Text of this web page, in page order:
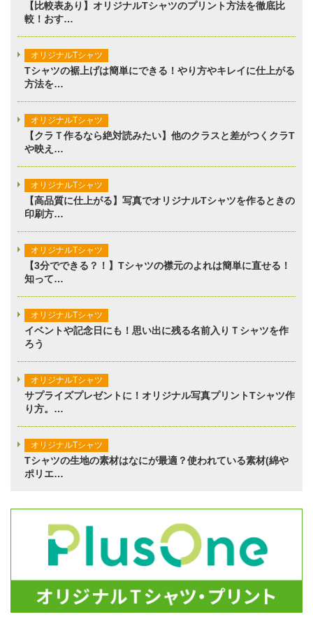
【比較表あり】オリジナルTシャツのプリント方法を徹底比
較！おす…
オリジナルTシャツ
Tシャツの裾上げは簡単にできる！やり方やキレイに仕上がる
方法を…
オリジナルTシャツ
【クラＴ作るなら絶対読みたい】他のクラスと差がつくクラT
や映え…
オリジナルTシャツ
【高品質に仕上がる】写真でオリジナルTシャツを作るときの
印刷方…
オリジナルTシャツ
【3分でできる？！】Tシャツの襟元のよれは簡単に直せる！
知って…
オリジナルTシャツ
イベントや記念日にも！思い出に残る名前入りＴシャツを作
ろう
オリジナルTシャツ
サプライズプレゼントに！オリジナル写真プリントTシャツ作
り方。…
オリジナルTシャツ
Tシャツの生地の素材はなにが最適？使われている素材(綿や
ポリエ…